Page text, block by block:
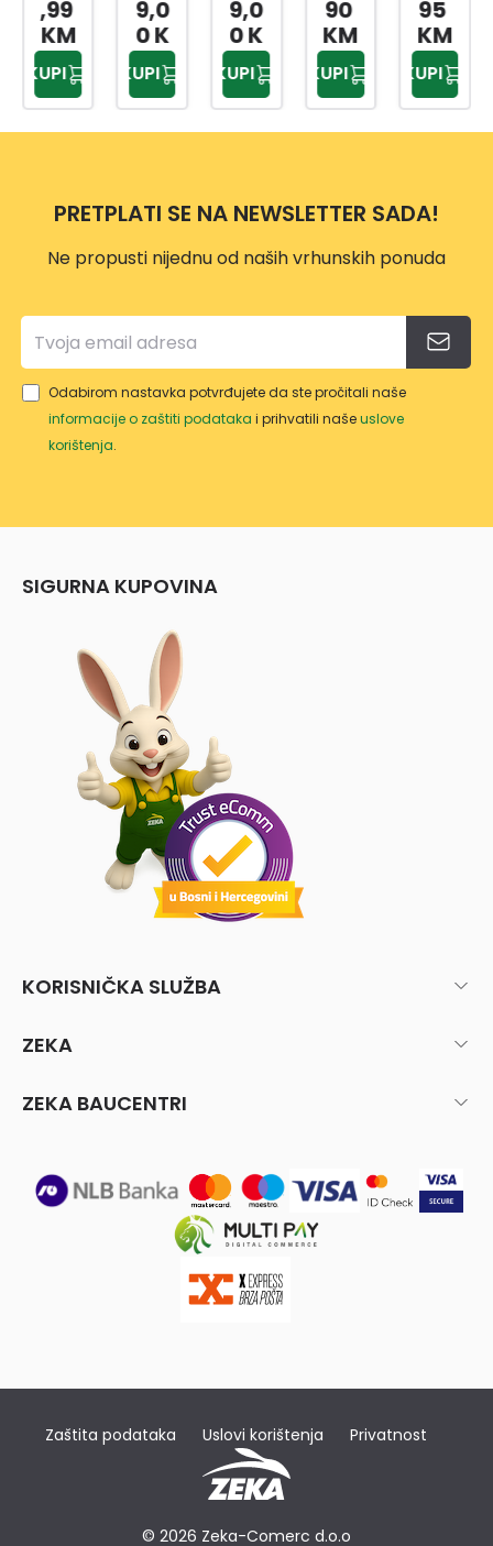
TOPL
INE
1250
MM
9,0
0 K
M
KUPI
TOPL
INE
STAN
DAR
D
9,0
0 K
M
KUPI
MAX
90C
M
SGS1
03
90
KM
KUPI
Č
PLOČ
ICA
WB6
00
95
KM
KUPI
730-
16
,90
KM
KUPI
PRETPLATI SE NA NEWSLETTER SADA!
Ne propusti nijednu od naših vrhunskih ponuda
Odabirom nastavka potvrđujete da ste pročitali naše
informacije o zaštiti podataka i prihvatili našeuslove
korištenja.
SIGURNA KUPOVINA
KORISNIČKA SLUŽBA
ZEKA
ZEKA BAUCENTRI
Zaštita podataka Uslovi korištenja Privatnost
© 2026 Zeka-Comerc d.o.o